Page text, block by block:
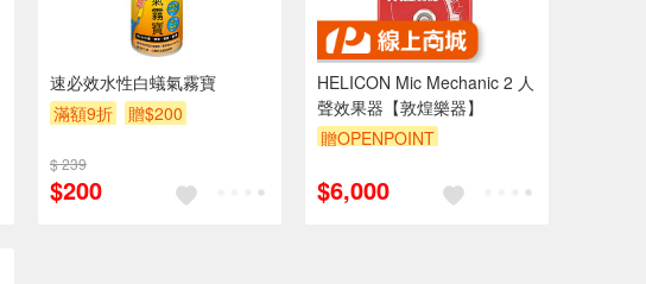
速必效水性白蟻氣霧寶
滿額9折
贈$200
$ 239
$200
HELICON Mic Mechanic 2 人
聲效果器【敦煌樂器】
贈OPENPOINT
$6,000